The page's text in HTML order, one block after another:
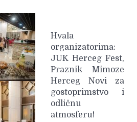
Hvala
organizatorima:
JUK Herceg Fest,
Praznik Mimoze
Herceg Novi za
gostoprimstvo i
odličnu
atmosferu!